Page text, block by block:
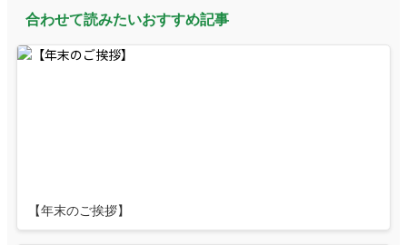
合わせて読みたいおすすめ記事
【年末のご挨拶】